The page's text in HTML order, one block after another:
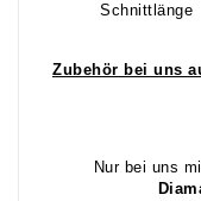
Schnittlänge
Zubehör bei uns
Nur bei uns